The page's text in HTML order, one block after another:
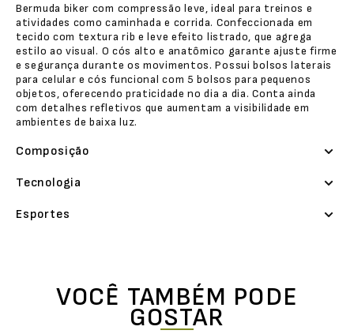
Bermuda biker com compressão leve, ideal para treinos e
atividades como caminhada e corrida. Confeccionada em
tecido com textura rib e leve efeito listrado, que agrega
estilo ao visual. O cós alto e anatômico garante ajuste firme
e segurança durante os movimentos. Possui bolsos laterais
para celular e cós funcional com 5 bolsos para pequenos
objetos, oferecendo praticidade no dia a dia. Conta ainda
com detalhes refletivos que aumentam a visibilidade em
ambientes de baixa luz.
Composição
Tecnologia
Esportes
VOCÊ TAMBÉM PODE
GOSTAR